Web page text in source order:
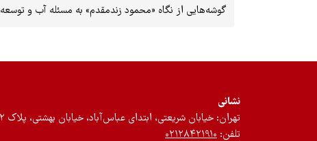
گوشه‌هایی از نگاه «محمود زندمقدم» به مسئله آب و توسعه
نشانی
تهران: خیابان شریعتی، ابتدای عباس‌آباد، خیابان بهشتی، پلاک ۱۲، طبقه سوم، واحد ۵
تلفن: ۰۲۱۲۸۴۲۱۹۱۰